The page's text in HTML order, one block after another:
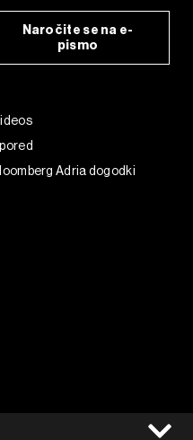
Naročite se na e-
pismo
Adria dogodki